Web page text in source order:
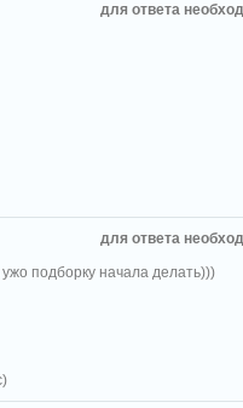
для ответа
для ответа
подборку начала делать)))